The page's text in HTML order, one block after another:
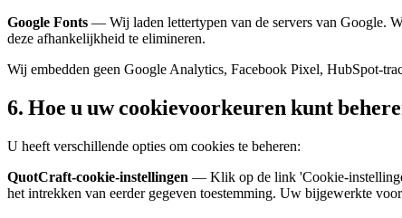
Google Fonts — Wij laden lettertypen van de servers van Google.
deze afhankelijkheid te elimineren.
Wij embedden geen Google Analytics, Facebook Pixel, HubSpot-
6. Hoe u uw cookievoorkeuren kunt
U heeft verschillende opties om cookies te beheren:
QuotCraft-cookie-instellingen — Klik op de link 'Cookie-
het intrekken van eerder gegeven toestemming. Uw bijgewerkte